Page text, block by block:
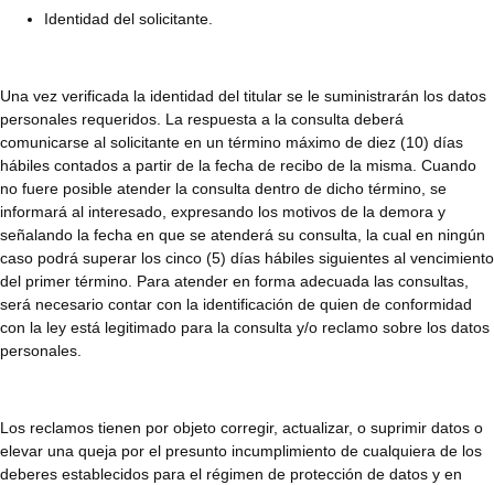
Identidad del solicitante.
Una vez verificada la identidad del titular se le suministrarán los datos
personales requeridos. La respuesta a la consulta deberá
comunicarse al solicitante en un término máximo de diez (10) días
hábiles contados a partir de la fecha de recibo de la misma. Cuando
no fuere posible atender la consulta dentro de dicho término, se
informará al interesado, expresando los motivos de la demora y
señalando la fecha en que se atenderá su consulta, la cual en ningún
caso podrá superar los cinco (5) días hábiles siguientes al vencimiento
del primer término. Para atender en forma adecuada las consultas,
será necesario contar con la identificación de quien de conformidad
con la ley está legitimado para la consulta y/o reclamo sobre los datos
personales.
Los reclamos tienen por objeto corregir, actualizar, o suprimir datos o
elevar una queja por el presunto incumplimiento de cualquiera de los
deberes establecidos para el régimen de protección de datos y en